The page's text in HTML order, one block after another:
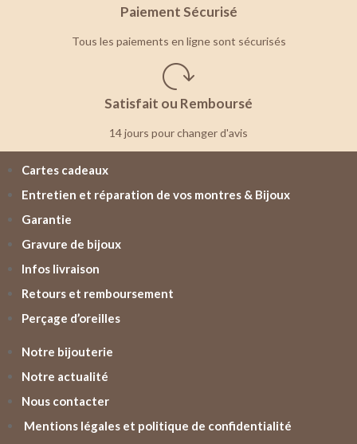
Paiement Sécurisé
Tous les paiements en ligne sont sécurisés
Satisfait ou Remboursé
14 jours pour changer d'avis
Cartes cadeaux
Entretien et réparation de vos montres & Bijoux
Garantie
Gravure de bijoux
Infos livraison
Retours et remboursement
Perçage d’oreilles
Notre bijouterie
Notre actualité
Nous contacter
Mentions légales et politique de confidentialité